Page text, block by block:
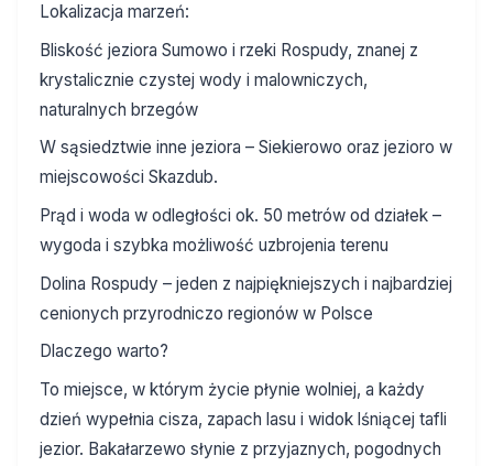
Lokalizacja marzeń:
Bliskość jeziora Sumowo i rzeki Rospudy, znanej z
krystalicznie czystej wody i malowniczych,
naturalnych brzegów
W sąsiedztwie inne jeziora – Siekierowo oraz jezioro w
miejscowości Skazdub.
Prąd i woda w odległości ok. 50 metrów od działek –
wygoda i szybka możliwość uzbrojenia terenu
Dolina Rospudy – jeden z najpiękniejszych i najbardziej
cenionych przyrodniczo regionów w Polsce
Dlaczego warto?
To miejsce, w którym życie płynie wolniej, a każdy
dzień wypełnia cisza, zapach lasu i widok lśniącej tafli
jezior. Bakałarzewo słynie z przyjaznych, pogodnych